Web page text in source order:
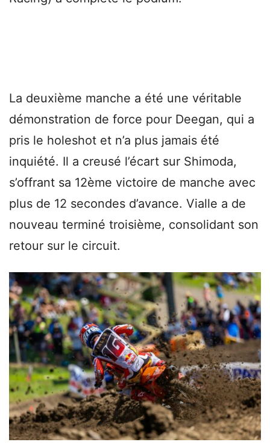
La deuxième manche a été une véritable
démonstration de force pour Deegan, qui a
pris le holeshot et n’a plus jamais été
inquiété. Il a creusé l’écart sur Shimoda,
s’offrant sa 12ème victoire de manche avec
plus de 12 secondes d’avance. Vialle a de
nouveau terminé troisième, consolidant son
retour sur le circuit.